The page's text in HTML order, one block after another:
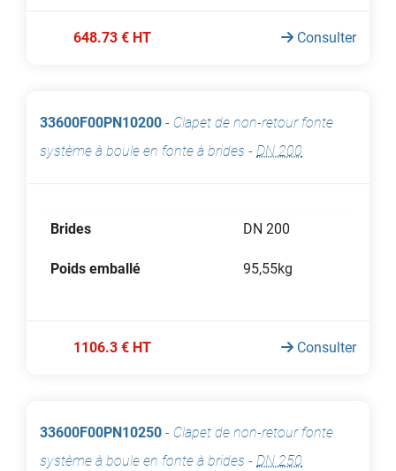
648.73 € HT Consulter
33600F00PN10200 - Clapet de non-retour fonte
système à boule en fonte à brides - DN 200
Brides DN 200
Poids emballé 95,55kg
1106.3 € HT Consulter
33600F00PN10250 - Clapet de non-retour fonte
système à boule en fonte à brides - DN 250